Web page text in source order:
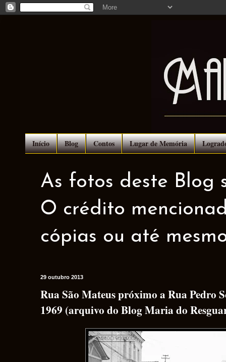
Início Blog Contos Lugar de Memória
As fotos deste Blog
O crédito
cópias ou até
29 outubro 2013
Rua São Mateus próximo a Rua Pedro
1969 (arquivo do Blog Maria do